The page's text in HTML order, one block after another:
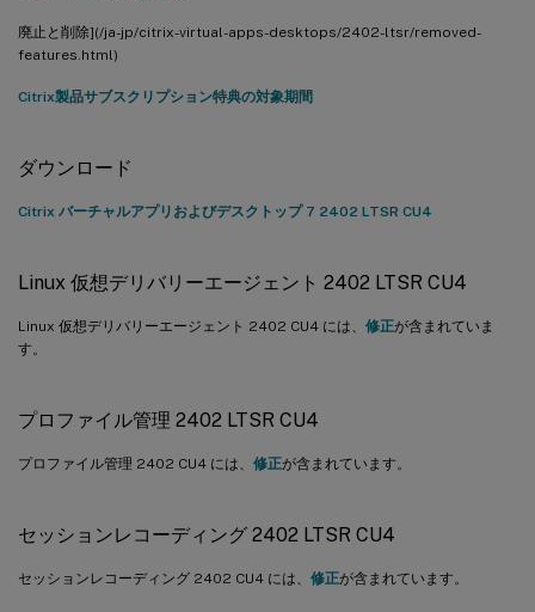
廃止と削除](/ja-jp/citrix-virtual-apps-desktops/2402-ltsr/removed-
features.html)
Citrix製品サブスクリプション特典の対象期間
ダウンロード
Citrix バーチャルアプリおよびデスクトップ 7 2402 LTSR CU4
Linux 仮想デリバリーエージェント 2402 LTSR CU4
Linux 仮想デリバリーエージェント 2402 CU4 には、 修正が含まれていま
す。
プロファイル管理 2402 LTSR CU4
プロファイル管理 2402 CU4 には、 修正が含まれています。
セッションレコーディング 2402 LTSR CU4
セッションレコーディング 2402 CU4 には、 修正が含まれています。